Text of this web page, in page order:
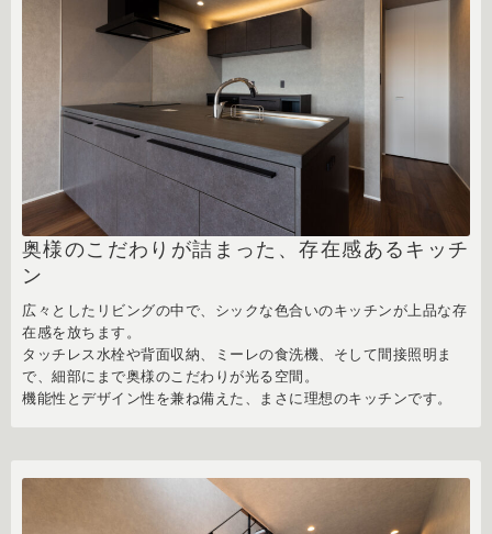
奥様のこだわりが詰まった、存在感あるキッチ
ン
広々としたリビングの中で、シックな色合いのキッチンが上品な存
在感を放ちます。
タッチレス水栓や背面収納、ミーレの食洗機、そして間接照明ま
で、細部にまで奥様のこだわりが光る空間。
機能性とデザイン性を兼ね備えた、まさに理想のキッチンです。